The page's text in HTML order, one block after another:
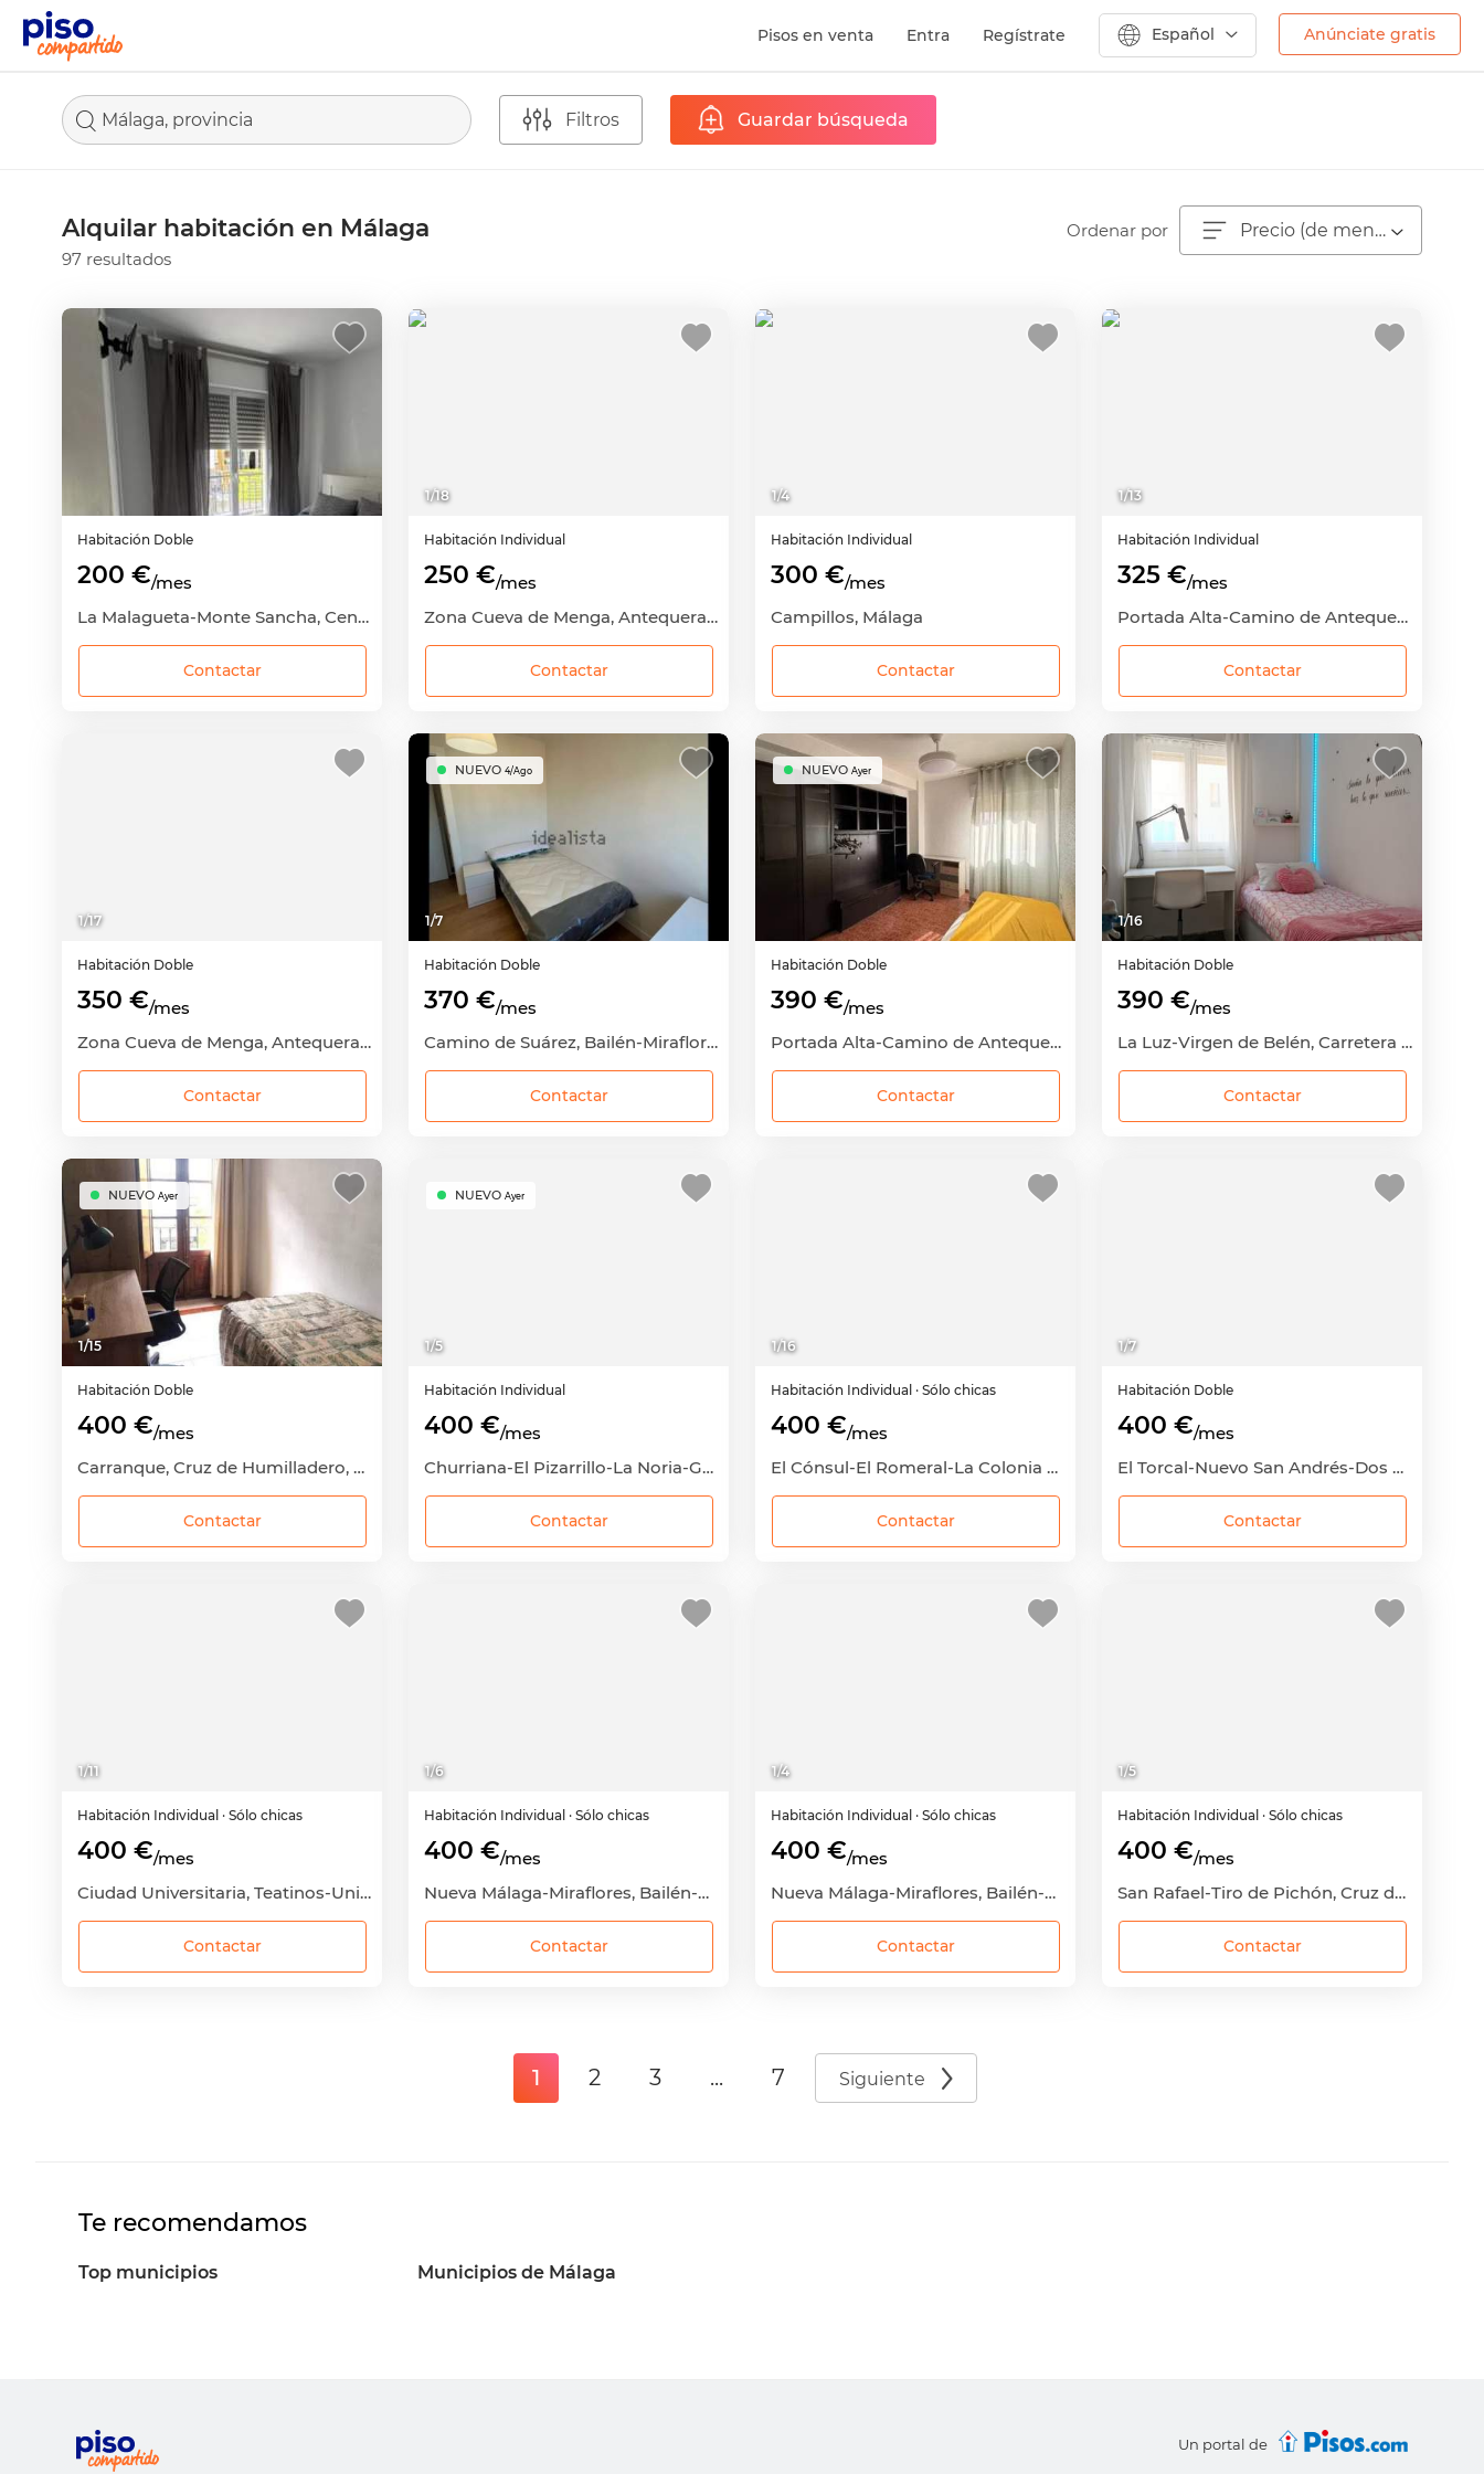
Pisos en venta Entra Regístrate Español Anúnciate gratis
Málaga, provincia Filtros Guardar búsqueda
Alquilar habitación en Málaga
97 resultados
Ordenar por Precio (de menor a mayor)
Habitación Doble
200 €/mes
La Malagueta-Monte Sancha, Centro, Málaga Capital, Málaga
Contactar
1/18
Habitación Individual
250 €/mes
Zona Cueva de Menga, Antequera, Málaga
Contactar
1/4
Habitación Individual
300 €/mes
Campillos, Málaga
Contactar
1/13
Habitación Individual
325 €/mes
Portada Alta-Camino de Antequera, Cruz de Humilladero, Málaga Capital, Málaga
Contactar
1/17
Habitación Doble
350 €/mes
Zona Cueva de Menga, Antequera, Málaga
Contactar
1/7
NUEVO 4/Ago
Habitación Doble
370 €/mes
Camino de Suárez, Bailén-Miraflores, Málaga Capital, Málaga
Contactar
NUEVO Ayer
Habitación Doble
390 €/mes
Portada Alta-Camino de Antequera, Cruz de Humilladero, Málaga Capital, Málaga
Contactar
1/16
Habitación Doble
390 €/mes
La Luz-Virgen de Belén, Carretera de Cádiz, Málaga Capital, Málaga
Contactar
1/15
NUEVO Ayer
Habitación Doble
400 €/mes
Carranque, Cruz de Humilladero, Málaga Capital, Málaga
Contactar
1/5
NUEVO Ayer
Habitación Individual
400 €/mes
Churriana-El Pizarrillo-La Noria-Guadalsol, Churriana, Málaga Capital, Málaga
Contactar
1/16
Habitación Individual · Sólo chicas
400 €/mes
El Cónsul-El Romeral-La Colonia Santa Inés, Teatinos-Universidad, Málaga Capital, Málaga
Contactar
1/7
Habitación Doble
400 €/mes
El Torcal-Nuevo San Andrés-Dos Hermanas, Carretera de Cádiz, Málaga Capital, Málaga
Contactar
1/11
Habitación Individual · Sólo chicas
400 €/mes
Ciudad Universitaria, Teatinos-Universidad, Málaga Capital, Málaga
Contactar
1/6
Habitación Individual · Sólo chicas
400 €/mes
Nueva Málaga-Miraflores, Bailén-Miraflores, Málaga Capital, Málaga
Contactar
1/4
Habitación Individual · Sólo chicas
400 €/mes
Nueva Málaga-Miraflores, Bailén-Miraflores, Málaga Capital, Málaga
Contactar
1/5
Habitación Individual · Sólo chicas
400 €/mes
San Rafael-Tiro de Pichón, Cruz de Humilladero, Málaga Capital, Málaga
Contactar
1 2 3 ... 7 Siguiente
Te recomendamos
Top municipios Municipios de Málaga
Un portal de